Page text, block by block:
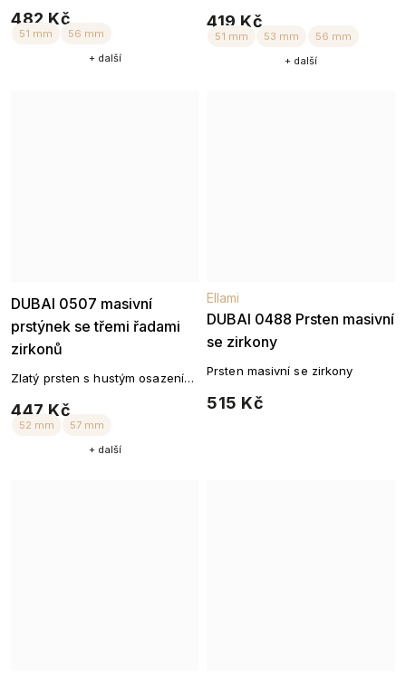
482 Kč
+ další
419 Kč
+ další
DUBAI 0507 masivní
prstýnek se třemi řadami
zirkonů
Ellami
447 Kč
Zlatý prsten s hustým osazením
+ další
DUBAI 0488 Prsten masivní
se zirkony
Ellami
515 Kč
Prsten masivní se zirkony